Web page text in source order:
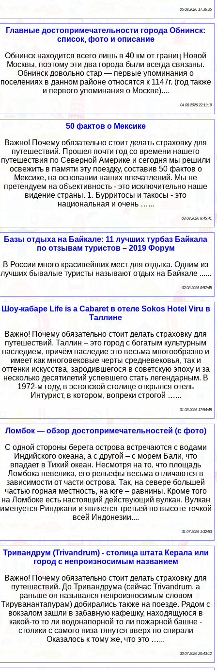
05 08 2026 17:36:35
Главные достопримечательности города Обнинск:
список, фото и описание
Обнинск находится всего лишь в 40 км от границ Новой
Москвы, поэтому эти два города были всегда связаны.
Обнинск довольно стар — первые упоминания о
поселениях в данном районе относятся к 1147г. (год также
и первого упоминания о Москве)....
04 08 2026 22:11:19
50 фактов о Мексике
Важно! Почему обязательно стоит делать страховку для
путешествий. Прошел почти год со времени нашего
путешествия по Северной Америке и сегодня мы решили
освежить в памяти эту поездку, составив 50 фактов о
Мексике, на основании наших впечатлений. Мы не
претендуем на объективность - это исключительно наше
видение страны. 1. Бурритосы и такосы - это
национальная и очень …...
03 08 2026 8:45:41
Базы отдыха на Байкале: 11 лучших турбаз Байкала
по отзывам туристов – 2019 Форум
В России много красивейших мест для отдыха. Одним из
лучших бывалые туристы называют отдых на Байкале ......
02 08 2026 8:57:45
Шоу-кабаре Life is a Cabaret в отеле Sokos Hotel Viru в
Таллине
Важно! Почему обязательно стоит делать страховку для
путешествий. Таллин – это город с богатым культурным
наследием, причём наследие это весьма многообразно и
имеет как многовековые черты средневековья, так и
оттенки искусства, зародившегося в советскую эпоху и за
несколько десятилетий успевшего стать легендарным. В
1972-м году, в эстонской столице открылся отель
Интурист, в котором, вопреки строгой …...
01 08 2026 17:54:48
Ломбок — обзор достопримечательностей (с фото)
С одной стороны берега острова встречаются с водами
Индийского океана, а с другой – с морем Бали, что
впадает в Тихий океан. Несмотря на то, что площадь
Ломбока невелика, его рельефы весьма отличаются в
зависимости от части острова. Так, на севере большей
частью горная местность, на юге – равнины. Кроме того
на Ломбоке есть настоящий действующий вулкан. Вулкан
именуется Ринджани и является третьей по высоте точкой
всей Индонезии....
31 07 2026 1:32:53
Тривандрум (Trivandrum) - столица штата Керала или
город с непроизносимым названием
Важно! Почему обязательно стоит делать страховку для
путешествий. До Тривандрума (сейчас Trivandrum, а
раньше он назывался непроизносимым словом
Тируванантапурам) добирались также на поезде. Рядом с
вокзалом зашли в забавную кафешку, находящуюся в
какой-то то ли водонапорной то ли пожарной башне -
столики с самого низа тянутся вверх по спирали
Оказалось к тому же, что это …...
30 07 2026 20:43:12